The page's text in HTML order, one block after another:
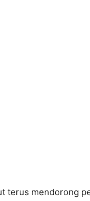
terus mendorong